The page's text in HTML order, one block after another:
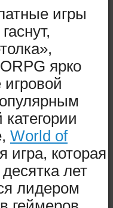
игры
ярко
World of
игра, которая
лет
лидером